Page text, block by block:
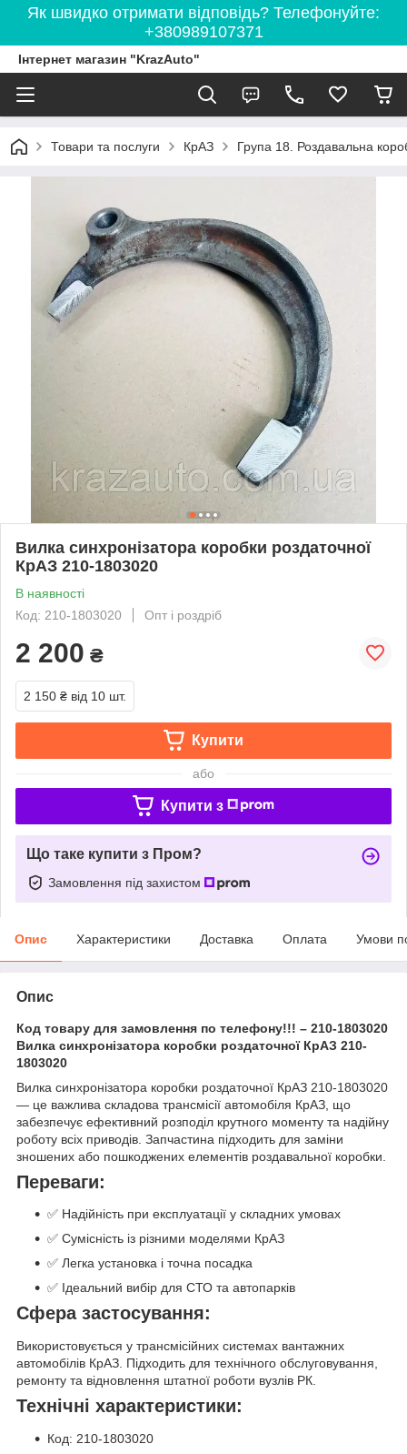
Як швидко отримати відповідь? Телефонуйте:
+380989107371
Інтернет магазин "KrazAuto"
Товари та послуги КрАЗ Група 18. Роздавальна
Вилка синхронізатора коробки роздаточної
КрАЗ 210-1803020
В наявності
Код: 210-1803020
Опт і роздріб
2 200 ₴
2 150 ₴ від 10 шт.
Купити
або
Купити з
Що таке купити з Пром?
Замовлення під захистом
Опис Характеристики Доставка Оплата Умови
Опис
Код товару для замовлення по телефону!!! – 210-1803020
Вилка синхронізатора коробки роздаточної КрАЗ 210-
1803020
Вилка синхронізатора коробки роздаточної КрАЗ 210-1803020
— це важлива складова трансмісії автомобіля КрАЗ, що
забезпечує ефективний розподіл крутного моменту та надійну
роботу всіх приводів. Запчастина підходить для заміни
зношених або пошкоджених елементів роздавальної коробки.
Переваги:
✅ Надійність при експлуатації у складних умовах
✅ Сумісність із різними моделями КрАЗ
✅ Легка установка і точна посадка
✅ Ідеальний вибір для СТО та автопарків
Сфера застосування:
Використовується у трансмісійних системах вантажних
автомобілів КрАЗ. Підходить для технічного обслуговування,
ремонту та відновлення штатної роботи вузлів РК.
Технічні характеристики:
Код: 210-1803020